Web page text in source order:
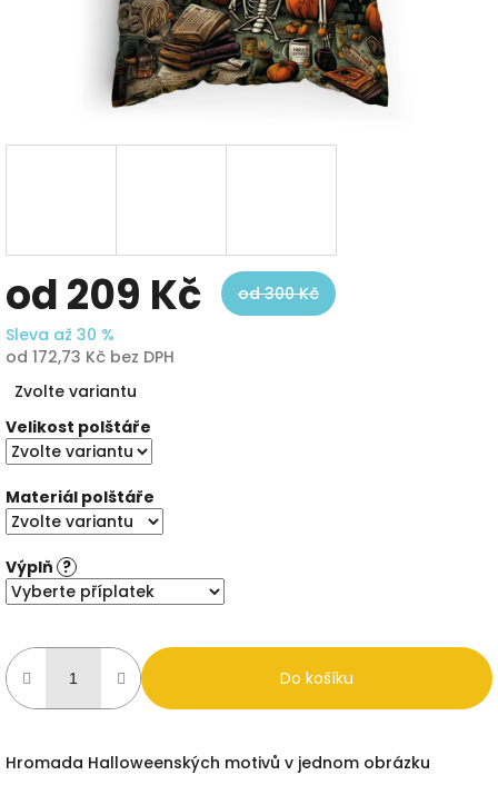
od209 Kč
od 300 Kč
Sleva až 30 %
od 172,73 Kč bez DPH
cena:
Zvolte variantu
Velikost polštáře
Materiál polštáře
Výplň ?
Do košíku
Hromada Halloweenských motivů v jednom obrázku